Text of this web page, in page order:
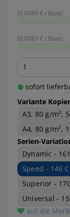
(0.0089 € / Blatt)
(0.0087 € / Blatt)
Menge
sofort
Variante
A3, 80 g/m²,
A4, 80 g/m²,
Serien-
Dynamic -
Speed - 146
Superior -
Universal -
auf die